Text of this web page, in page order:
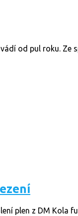
od pul roku. Ze
plen z DM Kola